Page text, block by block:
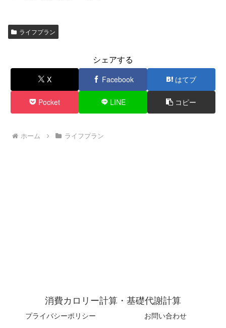
ライフプラン
シェアする
X Facebook はてブ
Pocket LINE コピー
ホーム ライフプラン
消費カロリー計算・基礎代謝計算
プライバシーポリシー
お問い合わせ